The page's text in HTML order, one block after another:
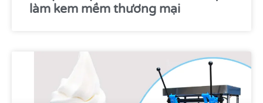
làm kem mềm thương mại